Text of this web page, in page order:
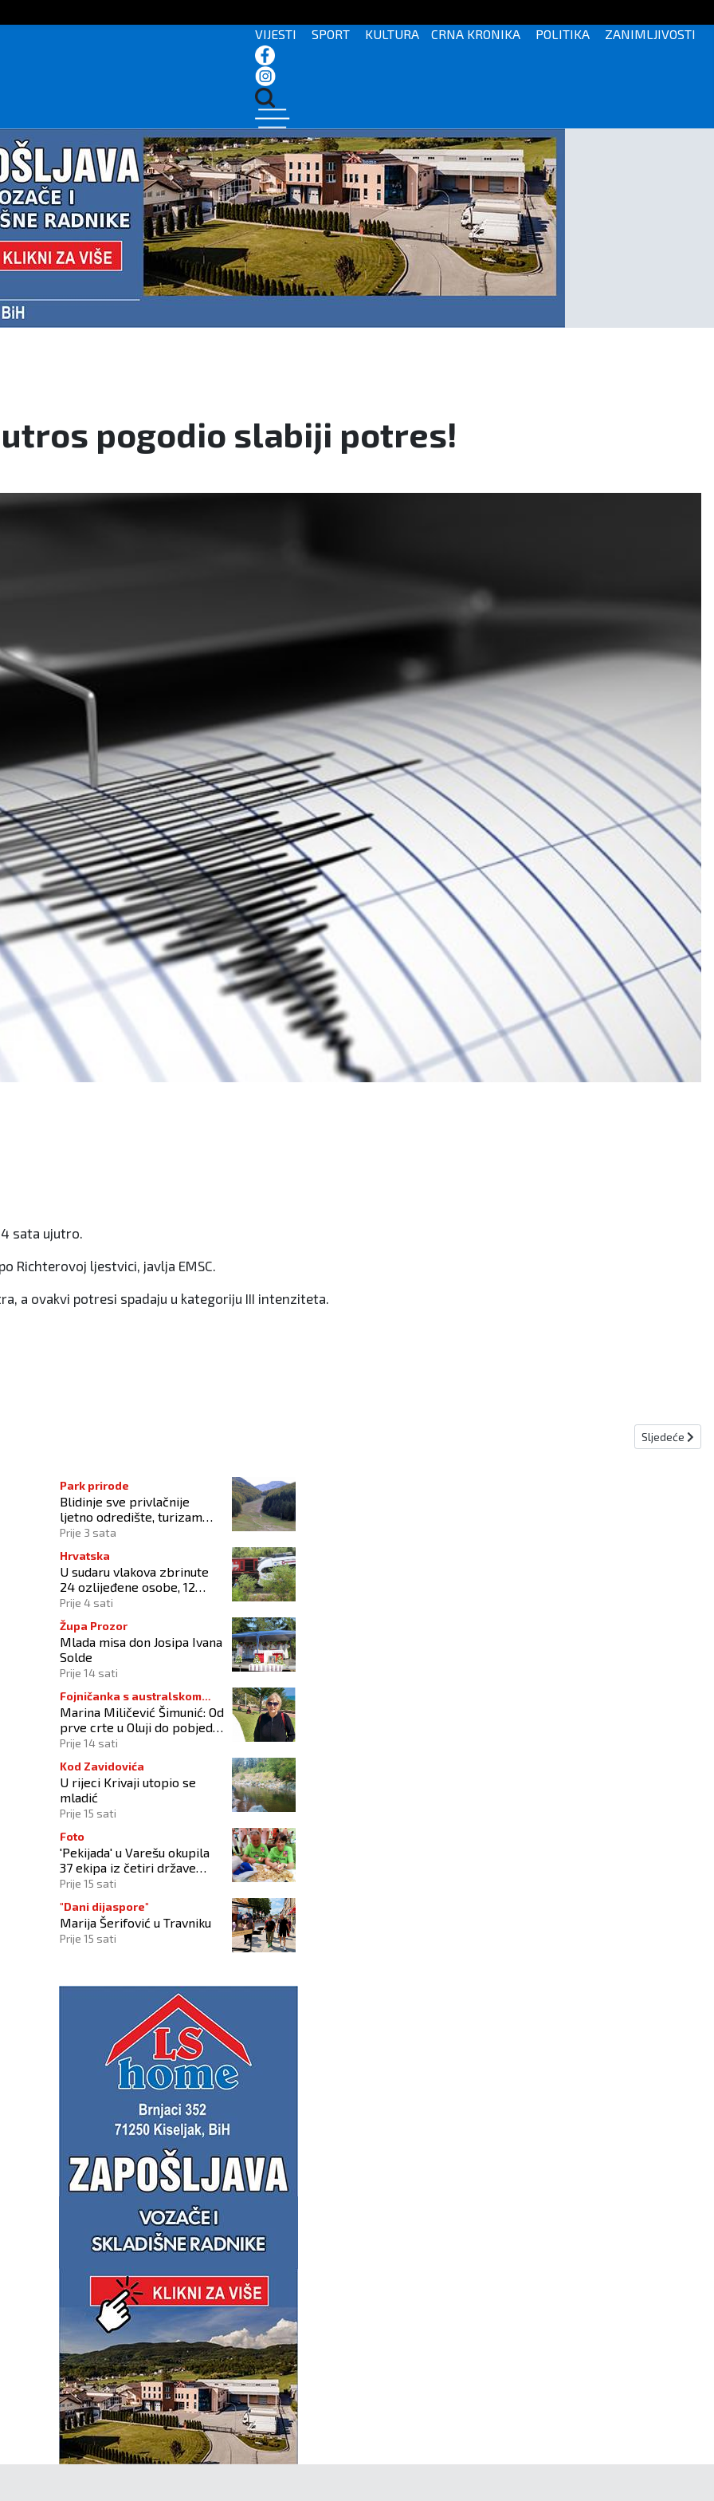
VIJESTI SPORT KULTURA CRNA KRONIKA POLITIKA ZANIMLJIVOSTI
pogodio slabiji potres!
sata ujutro.
Richterovoj ljestvici, javlja EMSC.
a ovakvi potresi spadaju u kategoriju III intenziteta.
Sljedeći
Sljedeće
Park prirode
Blidinje sve privlačnije
ljetno odredište, turizam
raste uz izazove očuvanja
Prije 3 sata
Hrvatska
U sudaru vlakova zbrinute
24 ozlijeđene osobe, 12
zadržano na liječenju
Prije 4 sati
Župa Prozor
Mlada misa don Josipa Ivana
Solde
Prije 14 sati
Fojničanka s australskom
adresom
Marina Miličević Šimunić: Od
prve crte u Oluji do pobjede
nad vlastitim „olujama“
Prije 14 sati
Kod Zavidovića
U rijeci Krivaji utopio se
mladić
Prije 15 sati
Foto
'Pekijada' u Varešu okupila
37 ekipa iz četiri države
regije
Prije 15 sati
"Dani dijaspore"
Marija Šerifović u Travniku
Prije 15 sati